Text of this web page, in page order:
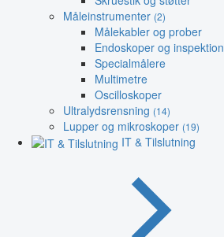
Måleinstrumenter (2)
Målekabler og prober
Endoskoper og inspektion
Specialmålere
Multimetre
Oscilloskoper
Ultralydsrensning (14)
Lupper og mikroskoper (19)
IT & Tilslutning